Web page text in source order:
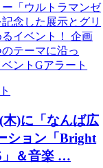
「ウルトラマンゼ
念した展示とグリ
イベント！ 企画
テーマに沿っ
ントGアラート
木)に「なんば広
ション「Bright
」＆音楽 …